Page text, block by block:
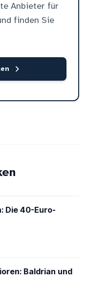
Anbieter für
finden Sie
Die 40-Euro-
Baldrian und